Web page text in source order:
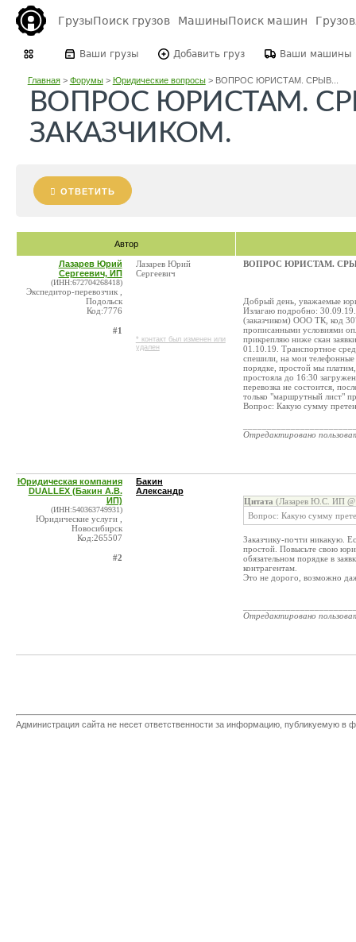
ГрузыПоиск грузов МашиныПоиск машин
Ваши грузы Добавить груз Ваши машины
Главная> Форумы> Юридические вопросы> ВОПРОС ЮРИСТАМ. СРЫВ...
ВОПРОС ЮРИСТАМ.
ЗАКАЗЧИКОМ.
ОТВЕТИТЬ
Автор
Лазарев Юрий
Сергеевич, ИП
(ИНН:672704268418)
Экспедитор-перевозчик ,
Подольск
Код:7776
#1
Лазарев Юрий
Сергеевич
* контакт был изменен или
удален
ВОПРОС ЮРИСТАМ.
Добрый день, уважаемые
Излагаю подробно:
(заказчиком) ООО ТК, код
прописанными условиями
прикрепляю ниже скан
01.10.19. Транспортное
спешили, на мои телефонные
порядке, простой мы
простояла до 16:30
перевозка не состоится,
только "маршрутный лист"
Вопрос: Какую сумму
Отредактировано
Юридическая компания
DUALLEX (Бакин А.В.
ИП)
(ИНН:540363749931)
Юридические услуги ,
Новосибирск
Код:265507
#2
Бакин
Александр
Цитата (Лазарев Ю.С. ИП
Вопрос: Какую сумму
Заказчику-почти никакую.
простой. Повысьте свою
обязательном порядке в
контрагентам.
Это не дорого, возможно
Отредактировано
Администрация сайта не несет ответственности за информацию, публикуемую